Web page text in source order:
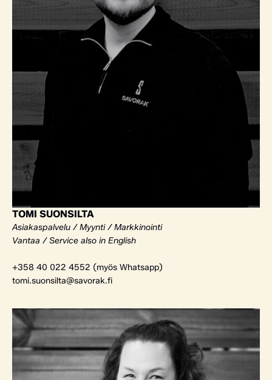
TOMI SUONSILTA
Asiakaspalvelu / Myynti / Markkinointi
Vantaa / Service also in English
+358 40 022 4552 (myös Whatsapp)
tomi.suonsilta@savorak.fi